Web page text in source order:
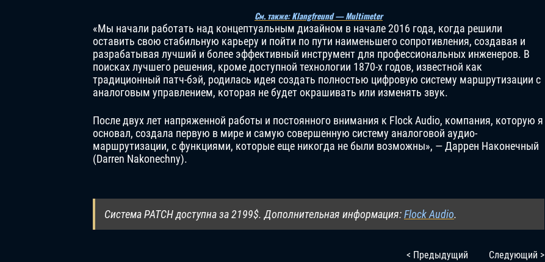
См. также: Klangfreund — Multimeter
«Мы начали работать над концептуальным дизайном в начале 2016 года, когда решили
оставить свою стабильную карьеру и пойти по пути наименьшего сопротивления, создавая и
разрабатывая лучший и более эффективный инструмент для профессиональных инженеров. В
поисках лучшего решения, кроме доступной технологии 1870-х годов, известной как
традиционный патч-бэй, родилась идея создать полностью цифровую систему маршрутизации с
аналоговым управлением, которая не будет окрашивать или изменять звук.
После двух лет напряженной работы и постоянного внимания к Flock Audio, компания, которую я
основал, создала первую в мире и самую совершенную систему аналоговой аудио-
маршрутизации, с функциями, которые еще никогда не были возможны», — Даррен Наконечный
(Darren Nakonechny).
Система PATCH доступна за 2199$. Дополнительная информация:Flock Audio.
< Предыдущий Следующий >